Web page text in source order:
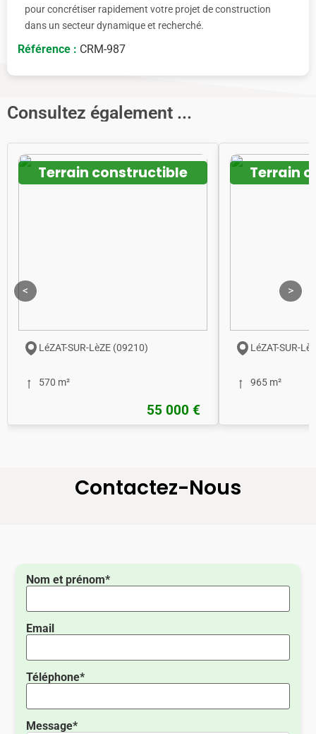
pour concrétiser rapidement votre projet de construction
dans un secteur dynamique et recherché.
Référence : CRM-987
Consultez également ...
<
Terrain constructible
LéZAT-SUR-LèZE (09210)
570 m²
55 000 €
Terrain
LéZAT-SUR-
965 m²
>
Contactez-Nous
Nom et prénom*
Email
Téléphone*
Message*